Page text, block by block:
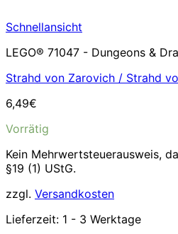
Schnellansicht
LEGO® 71047 - Dungeons &
Strahd von Zarovich / Strahd
6,49€
Vorrätig
Kein Mehrwertsteuerausweis,
§19 (1) UStG.
zzgl. Versandkosten
Lieferzeit: 1 - 3 Werktage